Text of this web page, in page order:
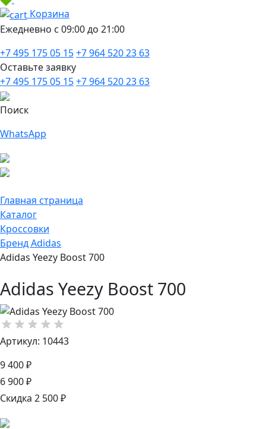
Корзина
Ежедневно с 09:00 до 21:00
+7 495 175 05 15+7 964 520 23 63
Оставьте заявку
+7 495 175 05 15+7 964 520 23 63
Поиск
WhatsApp
Главная страница
Каталог
Кроссовки
Бренд Adidas
Adidas Yeezy Boost 700
Adidas Yeezy Boost 700
Артикул: 10443
9 400 ₽
6 900 ₽
Скидка 2 500 ₽